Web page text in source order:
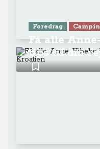
Foredrag
Få alle
tips til din